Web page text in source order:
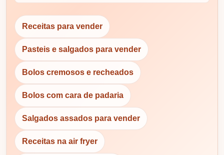
Receitas para vender
Pasteis e salgados para vender
Bolos cremosos e recheados
Bolos com cara de padaria
Salgados assados para vender
Receitas na air fryer